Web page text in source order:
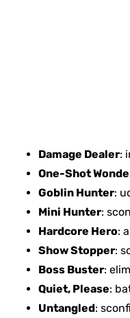
Damage Dealer:
One-Shot
Goblin Hunter:
Mini Hunter:
Hardcore Hero:
Show Stopper:
Boss Buster:
Quiet, Please:
Untangled: